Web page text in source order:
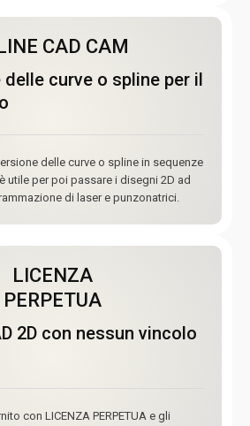
CAD CAM
delle curve o spline per il
delle curve o spline in sequenze
utile per poi passare i disegni 2D ad
di laser e punzonatrici.
LICENZA
PERPETUA
2D con nessun vincolo
con LICENZA PERPETUA e gli